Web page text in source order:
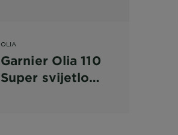
OLIA
Garnier Olia 110
Super svijetlo